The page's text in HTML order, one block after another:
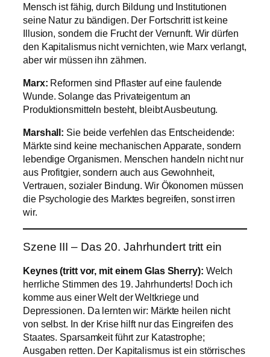
Mensch ist fähig, durch Bildung und Institutionen
seine Natur zu bändigen. Der Fortschritt ist keine
Illusion, sondern die Frucht der Vernunft. Wir dürfen
den Kapitalismus nicht vernichten, wie Marx verlangt,
aber wir müssen ihn zähmen.
Marx: Reformen sind Pflaster auf eine faulende
Wunde. Solange das Privateigentum an
Produktionsmitteln besteht, bleibt Ausbeutung.
Marshall: Sie beide verfehlen das Entscheidende:
Märkte sind keine mechanischen Apparate, sondern
lebendige Organismen. Menschen handeln nicht nur
aus Profitgier, sondern auch aus Gewohnheit,
Vertrauen, sozialer Bindung. Wir Ökonomen müssen
die Psychologie des Marktes begreifen, sonst irren
wir.
Szene III – Das 20. Jahrhundert tritt ein
Keynes (tritt vor, mit einem Glas Sherry): Welch
herrliche Stimmen des 19. Jahrhunderts! Doch ich
komme aus einer Welt der Weltkriege und
Depressionen. Da lernten wir: Märkte heilen nicht
von selbst. In der Krise hilft nur das Eingreifen des
Staates. Sparsamkeit führt zur Katastrophe;
Ausgaben retten. Der Kapitalismus ist ein störrisches